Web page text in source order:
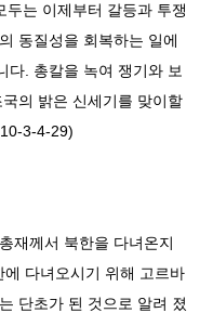
는 이제부터 갈등과 투쟁
동질성을 회복하는 일에
다. 총칼을 녹여 쟁기와 보
의 밝은 신세기를 맞이할
3-4-29)
재께서 북한을 다녀온지
다녀오시기 위해 고르바
단초가 된 것으로 알려 졌